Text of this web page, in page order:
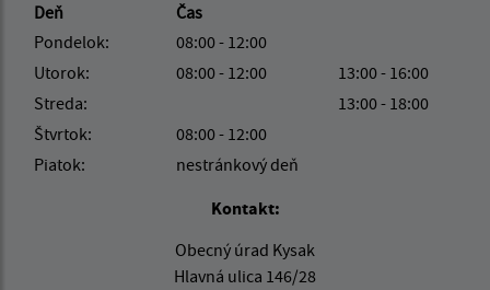
Deň
Čas
Pondelok:
08:00 - 12:00
Utorok:
08:00 - 12:00
13:00 - 16:00
Streda:
13:00 - 18:00
Štvrtok:
08:00 - 12:00
Piatok:
nestránkový deň
Kontakt:
Obecný úrad Kysak
Hlavná ulica 146/28